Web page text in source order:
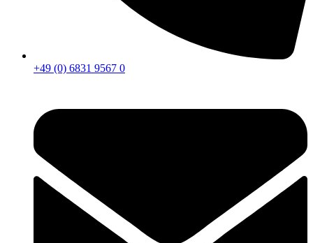
+49 (0) 6831 9567 0